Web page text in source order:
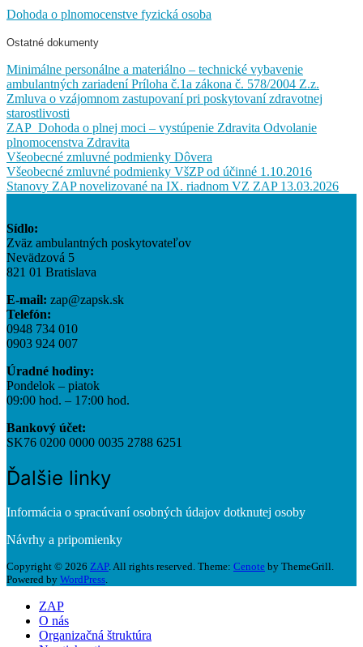
Dohoda o plnomocenstve fyzická osoba
Ostatné dokumenty
Minimálne personálne a materiálno – technické vybavenie
ambulantných zariadení Príloha č.1a zákona č. 578/2004 Z.z.
Zmluva o vzájomnom zastupovaní pri poskytovaní zdravotnej
starostlivosti
ZAP_Dohoda o plnej moci – vystúpenie Zdravita Odvolanie
plnomocenstva Zdravita
Všeobecné zmluvné podmienky Dôvera
Všeobecné zmluvné podmienky VšZP od účinné 1.10.2016
Stanovy ZAP novelizované na IX. riadnom VZ ZAP 13.03.2026
Sídlo:
Zväz ambulantných poskytovateľov
Nevädzová 5
821 01 Bratislava
E-mail: zap@zapsk.sk
Telefón:
0948 734 010
0903 924 007
Úradné hodiny:
Pondelok – piatok
09:00 hod. – 17:00 hod.
Bankový účet:
SK76 0200 0000 0035 2788 6251
Ďalšie linky
Informácia o spracúvaní osobných údajov dotknutej osoby
Návrhy a pripomienky
Copyright © 2026 ZAP. All rights reserved. Theme: Cenote by ThemeGrill.
Powered by WordPress.
ZAP
O nás
Organizačná štruktúra